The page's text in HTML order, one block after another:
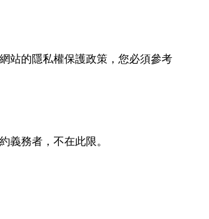
站的隱私權保護政策，您必須參考
務者，不在此限。